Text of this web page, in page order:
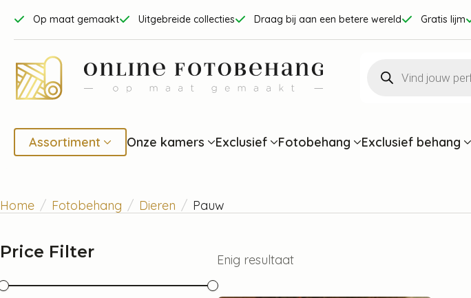
Op maat gemaakt Uitgebreide collecties Draag bij aan een betere wereld Gratis lijm
zoeken
Assortiment Onze kamers Exclusief Fotobehang Exclusief behang
Home Fotobehang Dieren Pauw
Price Filter Enig resultaat